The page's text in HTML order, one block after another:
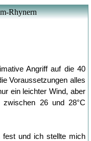
Rhynern
Angriff auf die 40
Voraussetzungen alles
ein leichter Wind, aber
26 und 28°C
fest und ich stellte mich